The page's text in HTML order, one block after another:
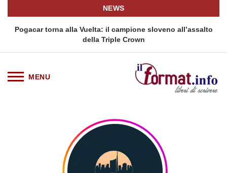
NEWS
Pogacar torna alla Vuelta: il campione sloveno all’assalto
della Triple Crown